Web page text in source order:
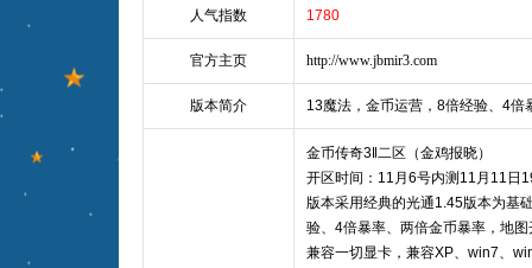
人气指数 1780
官方主页 http://www.jbmir3.com
版本简介 13魔法，金币运营，8倍经验、4倍
金币传奇3‖二区（金鸡报晓）
开区时间：11月6号内测11月11日
版本采用经典的光通1.45版本为基
验、4倍暴率、两倍金币暴率，地
兼容一切显卡，兼容XP、win7、